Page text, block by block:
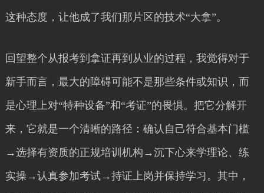
这种态度，让他成了我们那片区的技术“大拿”。
回望整个从报考到拿证再到从业的过程，我觉得对于
新手而言，最大的障碍可能不是那些条件或知识，而
是心理上对“特种设备”和“考证”的畏惧。把它分解开
来，它就是一个清晰的路径：确认自己符合基本门槛
→选择有资质的正规培训机构→沉下心来学理论、练
实操→认真参加考试→持证上岗并保持学习。其中，